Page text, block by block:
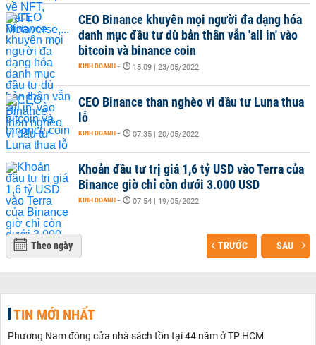
CEO Binance khuyên mọi người đa dạng hóa
danh mục đầu tư dù bản thân vẫn 'all in' vào
bitcoin và binance coin
KINH DOANH - 15:09 | 23/05/2022
CEO Binance than nghèo vì đầu tư Luna thua
lỗ
KINH DOANH - 07:35 | 20/05/2022
Khoản đầu tư trị giá 1,6 tỷ USD vào Terra của
Binance giờ chỉ còn dưới 3.000 USD
KINH DOANH - 07:54 | 19/05/2022
Theo ngày TRƯỚC SAU
TIN MỚI NHẤT
Phương Nam đóng cửa nhà sách tồn tại 44 năm ở TP HCM